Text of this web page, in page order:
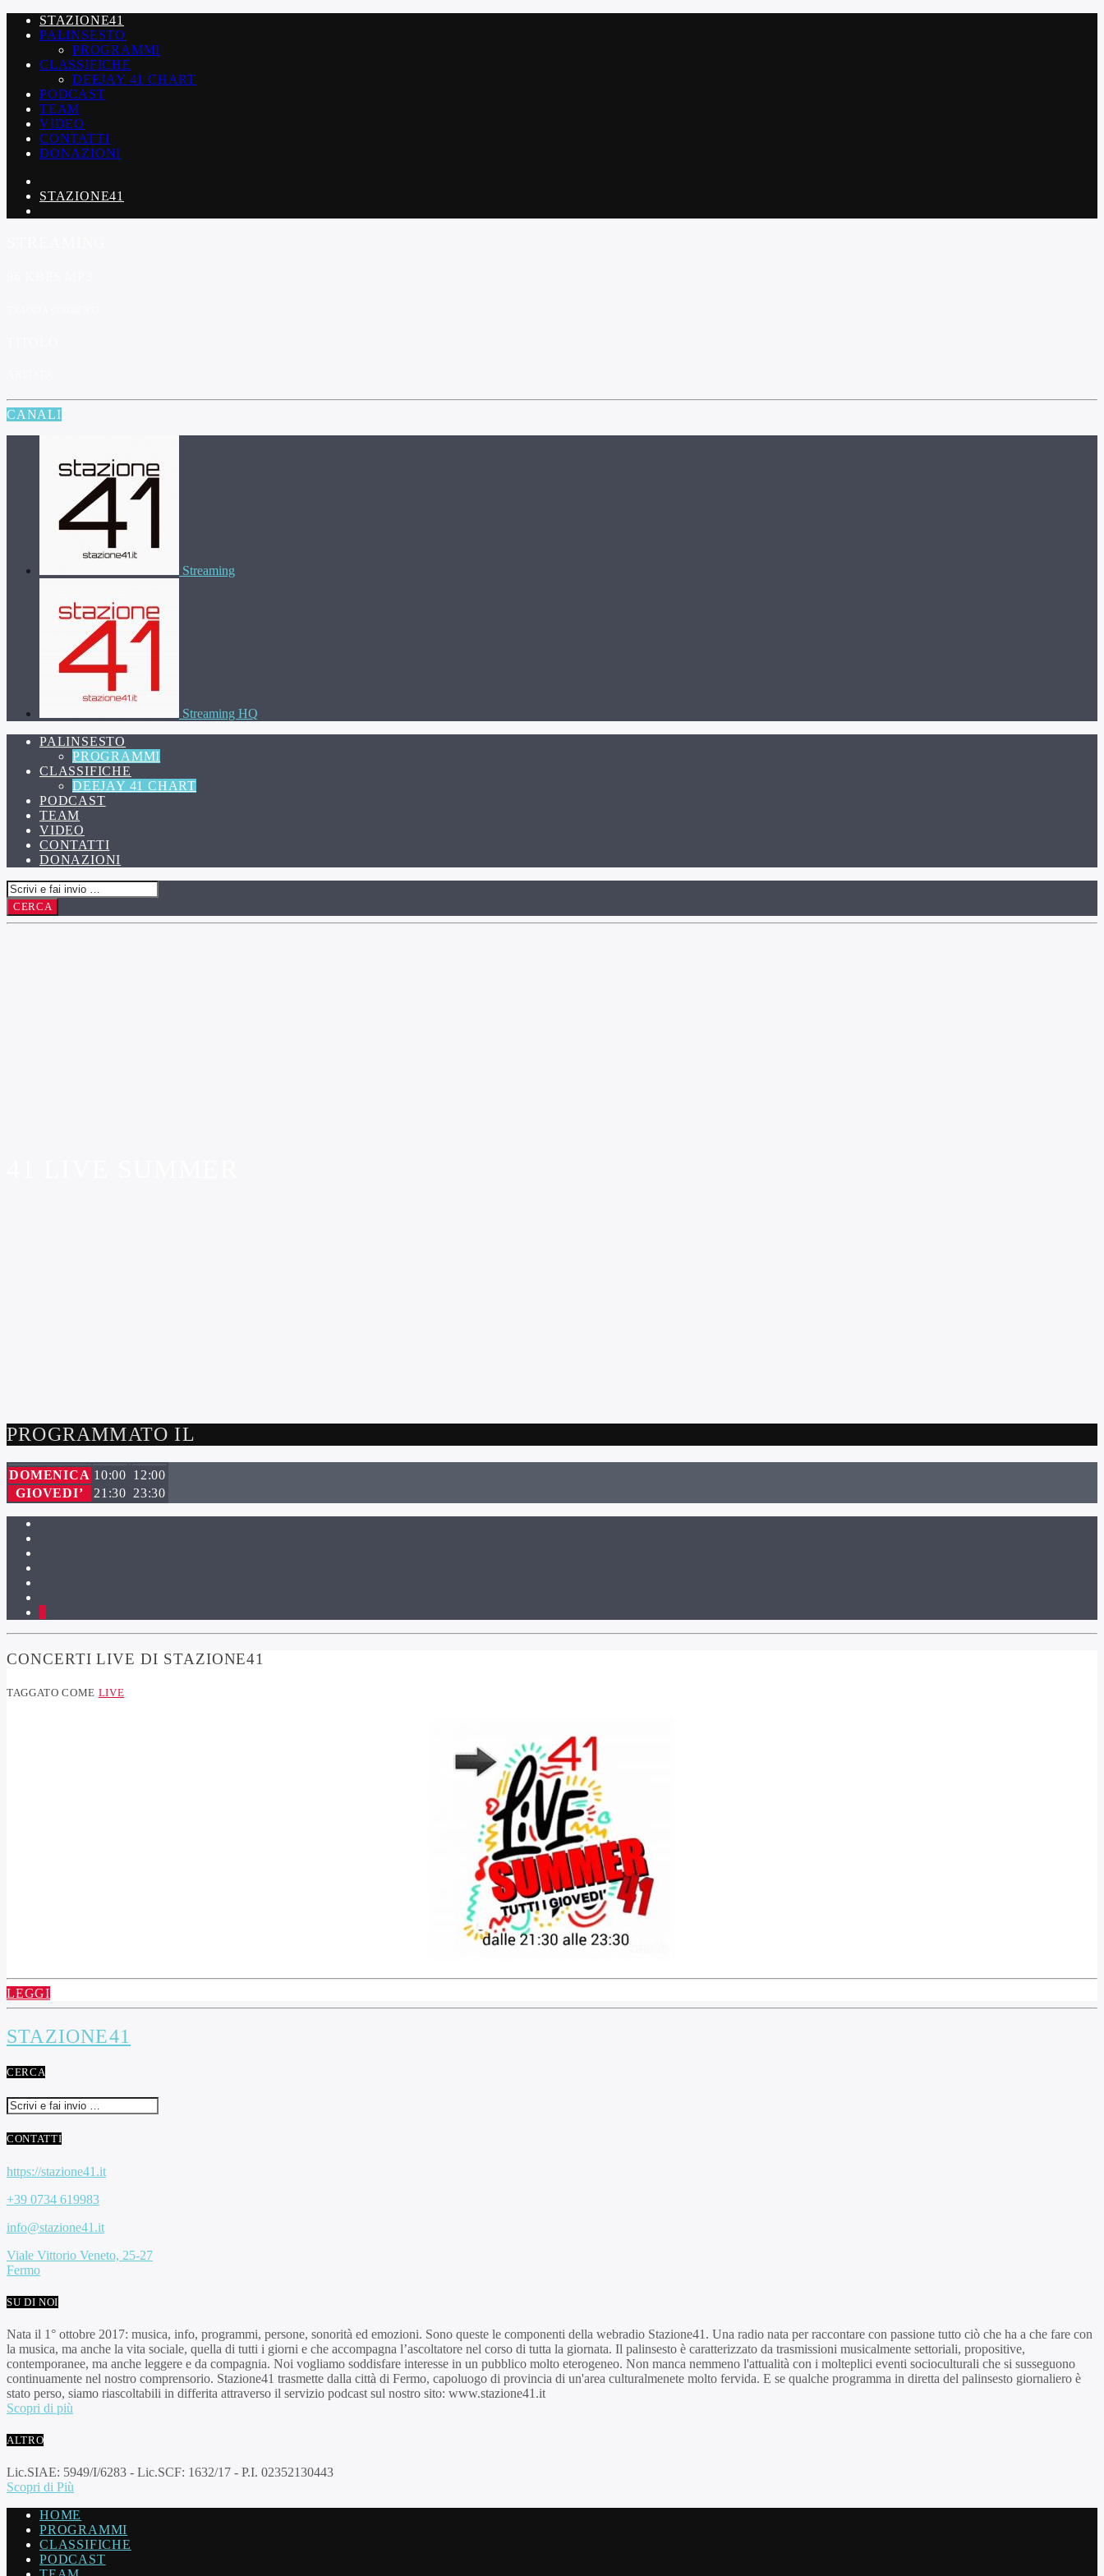
STAZIONE41
PALINSESTO
PROGRAMMI
CLASSIFICHE
DEEJAY 41 CHART
PODCAST
TEAM
VIDEO
CONTATTI
DONAZIONI
STAZIONE41
CANALI
Streaming
Streaming HQ
PALINSESTO
PROGRAMMI
CLASSIFICHE
DEEJAY 41 CHART
PODCAST
TEAM
VIDEO
CONTATTI
DONAZIONI
PROGRAMMATO IL
DOMENICA 10:00 12:00
GIOVEDI’
21:30 23:30
CONCERTI LIVE DI STAZIONE41
TAGGATO COME LIVE
LEGGI
STAZIONE41
CERCA
CONTATTI
https://stazione41.it
+39 0734 619983
info@stazione41.it
Viale Vittorio Veneto, 25-27
Fermo
SU DI NOI
Nata il 1° ottobre 2017: musica, info, programmi, persone, sonorità ed emozioni. Sono queste le componenti della webradio Stazione41. Una radio nata per raccontare con passione tutto ciò che ha a che fare con
la musica, ma anche la vita sociale, quella di tutti i giorni e che accompagna l’ascoltatore nel corso di tutta la giornata. Il palinsesto è caratterizzato da trasmissioni musicalmente settoriali, propositive,
contemporanee, ma anche leggere e da compagnia. Noi vogliamo soddisfare interesse in un pubblico molto eterogeneo. Non manca nemmeno l'attualità con i molteplici eventi socioculturali che si susseguono
continuamente nel nostro comprensorio. Stazione41 trasmette dalla città di Fermo, capoluogo di provincia di un'area culturalmenete molto fervida. E se qualche programma in diretta del palinsesto giornaliero è
stato perso, siamo riascoltabili in differita attraverso il servizio podcast sul nostro sito: www.stazione41.it
Scopri di più
ALTRO
Lic.SIAE: 5949/I/6283 - Lic.SCF: 1632/17 - P.I. 02352130443
Scopri di Più
HOME
PROGRAMMI
CLASSIFICHE
PODCAST